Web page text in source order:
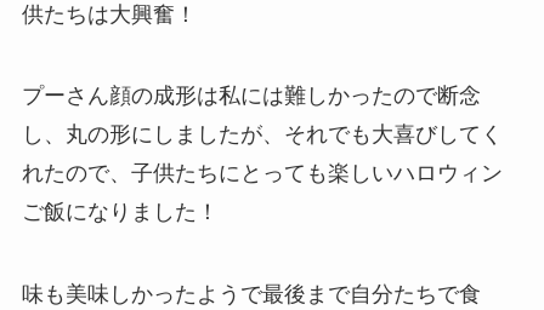
供たちは大興奮！
プーさん顔の成形は私には難しかったので断念
し、丸の形にしましたが、それでも大喜びしてく
れたので、子供たちにとっても楽しいハロウィン
ご飯になりました！
味も美味しかったようで最後まで自分たちで食